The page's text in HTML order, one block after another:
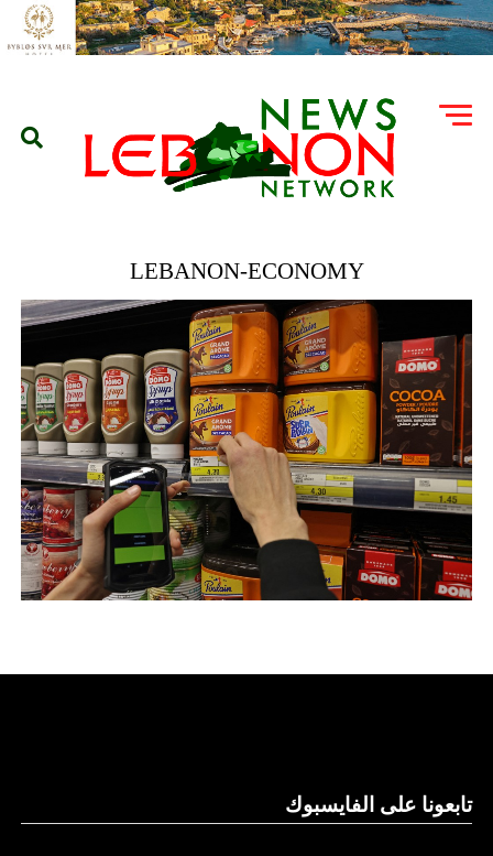
LEBANON-ECONOMY
تابعونا على الفايسبوك